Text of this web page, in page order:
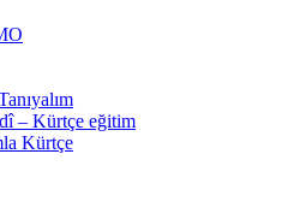
– Kürtçe eğitim
Kürtçe